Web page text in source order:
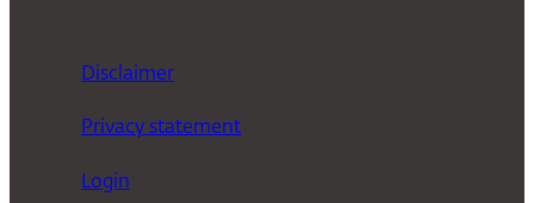
Disclaimer
Privacy statement
Login